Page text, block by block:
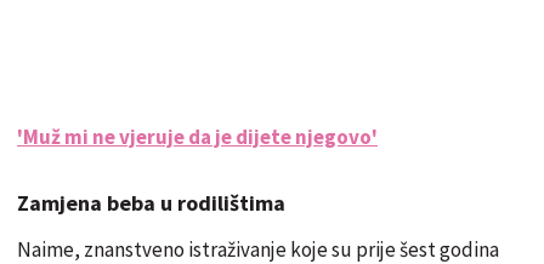
'Muž mi ne vjeruje da je dijete njegovo'
Zamjena beba u rodilištima
Naime, znanstveno istraživanje koje su prije šest godina